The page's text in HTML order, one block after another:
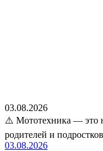
03.08.2026
⚠️ Мототехника — это
родителей и
03.08.2026